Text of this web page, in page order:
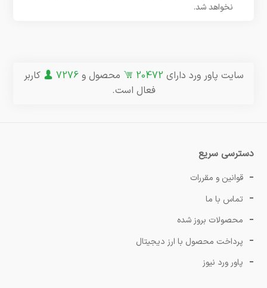
نخواهد شد.
سایت پاور ورد دارای 20472 محصول و7276
کاربر
فعال است.
دسترسی سریع
قوانین و مقررات
تماس با ما
محصولات بروز شده
پرداخت محصول با ارز دیجیتال
پاور ورد نیوز